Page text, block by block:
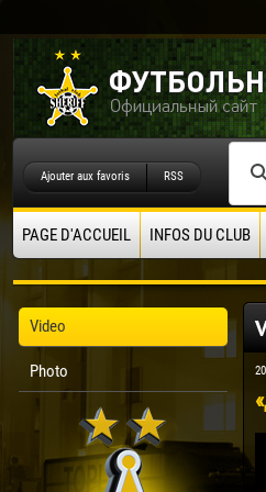
Ajouter aux favoris RSS
PAGE D'ACCUEIL INFOS DU CLUB
Video
Photo